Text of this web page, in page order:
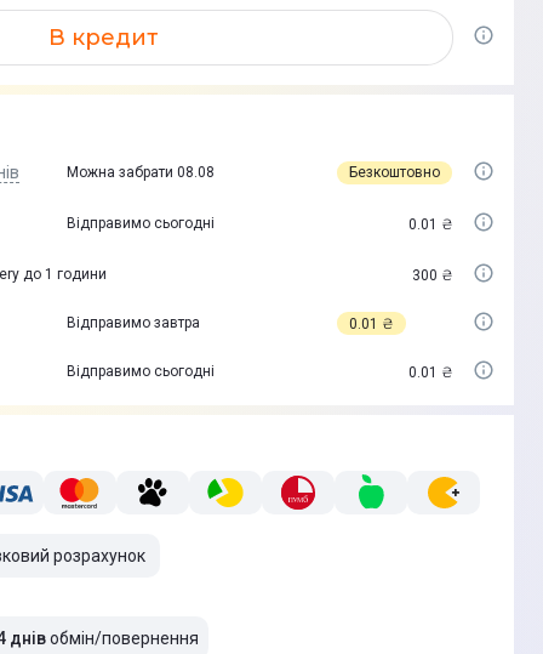
В кредит
Можна забрати 08.08 Безкоштовно
Відправимо сьогодні 0.01 ₴
до 1 години 300 ₴
Відправимо завтра 0.01 ₴
Відправимо сьогодні 0.01 ₴
розрахунок
днівобмін/повернення